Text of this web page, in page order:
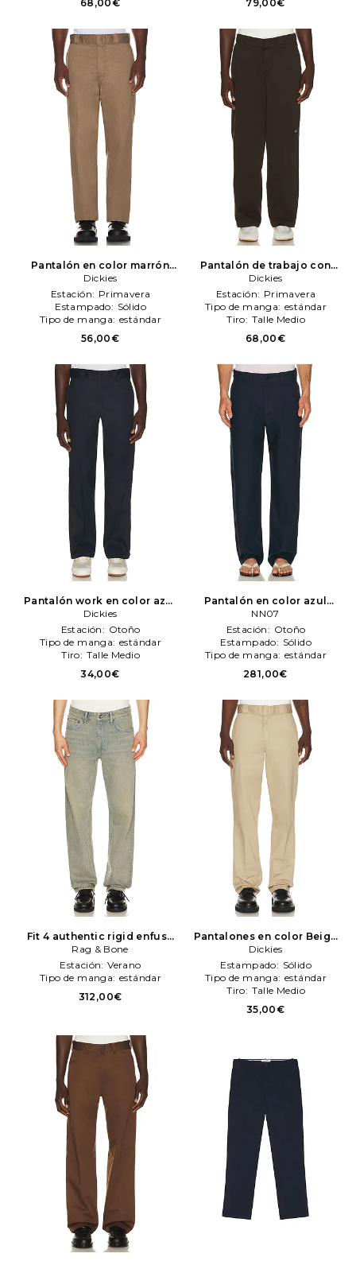
68,00€ 79,00€
Pantalón en color marrón
Dickies
Dickies
Estación: Primavera
Estampado: Sólido
Tipo de manga: estándar
56,00€
Pantalón de trabajo con
refuerzo en las rodillas worn
en en color marrón Dickies
Dickies
Estación: Primavera
Tipo de manga: estándar
Tiro: Talle Medio
68,00€
Pantalón work en color azul
Dickies
Dickies
Estación: Otoño
Tipo de manga: estándar
Tiro: Talle Medio
34,00€
Pantalón en color azul
mareno NN07
NN07
Estación: Otoño
Estampado: Sólido
Tipo de manga: estándar
281,00€
Fit 4 authentic rigid enfuse
jean en color gris
Bone
Rag & Bone
Estación: Verano
Tipo de manga: estándar
312,00€
Pantalones en color Beige
Dickies
Dickies
Estampado: Sólido
Tipo de manga: estándar
Tiro: Talle Medio
35,00€